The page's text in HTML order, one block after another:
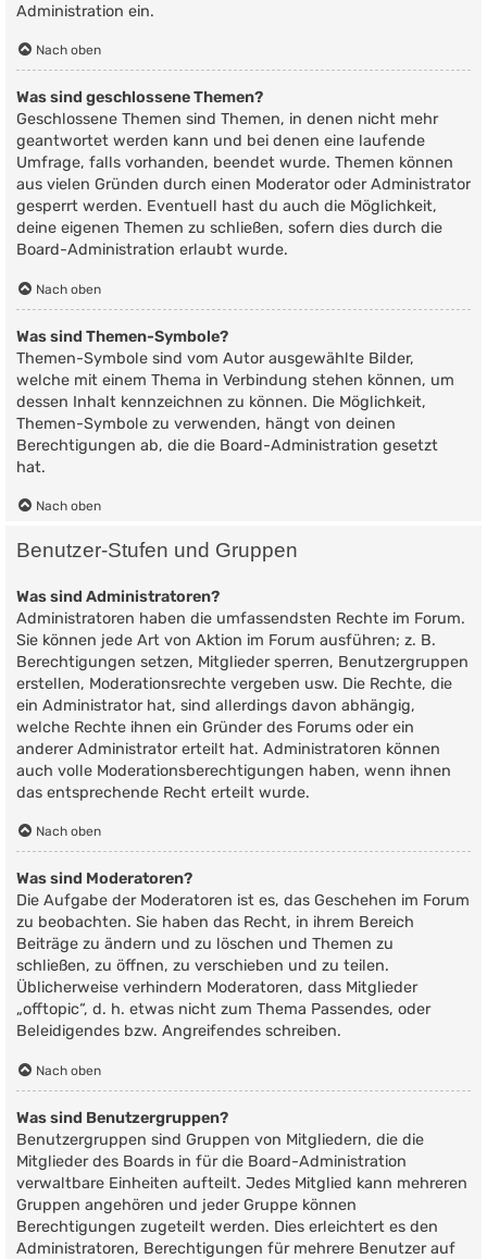
Administration ein.
Nach oben
Was sind geschlossene Themen?
Geschlossene Themen sind Themen, in denen nicht mehr
geantwortet werden kann und bei denen eine laufende
Umfrage, falls vorhanden, beendet wurde. Themen können
aus vielen Gründen durch einen Moderator oder Administrator
gesperrt werden. Eventuell hast du auch die Möglichkeit,
deine eigenen Themen zu schließen, sofern dies durch die
Board-Administration erlaubt wurde.
Nach oben
Was sind Themen-Symbole?
Themen-Symbole sind vom Autor ausgewählte Bilder,
welche mit einem Thema in Verbindung stehen können, um
dessen Inhalt kennzeichnen zu können. Die Möglichkeit,
Themen-Symbole zu verwenden, hängt von deinen
Berechtigungen ab, die die Board-Administration gesetzt
hat.
Nach oben
Benutzer-Stufen und Gruppen
Was sind Administratoren?
Administratoren haben die umfassendsten Rechte im Forum.
Sie können jede Art von Aktion im Forum ausführen; z. B.
Berechtigungen setzen, Mitglieder sperren, Benutzergruppen
erstellen, Moderationsrechte vergeben usw. Die Rechte, die
ein Administrator hat, sind allerdings davon abhängig,
welche Rechte ihnen ein Gründer des Forums oder ein
anderer Administrator erteilt hat. Administratoren können
auch volle Moderationsberechtigungen haben, wenn ihnen
das entsprechende Recht erteilt wurde.
Nach oben
Was sind Moderatoren?
Die Aufgabe der Moderatoren ist es, das Geschehen im Forum
zu beobachten. Sie haben das Recht, in ihrem Bereich
Beiträge zu ändern und zu löschen und Themen zu
schließen, zu öffnen, zu verschieben und zu teilen.
Üblicherweise verhindern Moderatoren, dass Mitglieder
„offtopic“, d. h. etwas nicht zum Thema Passendes, oder
Beleidigendes bzw. Angreifendes schreiben.
Nach oben
Was sind Benutzergruppen?
Benutzergruppen sind Gruppen von Mitgliedern, die die
Mitglieder des Boards in für die Board-Administration
verwaltbare Einheiten aufteilt. Jedes Mitglied kann mehreren
Gruppen angehören und jeder Gruppe können
Berechtigungen zugeteilt werden. Dies erleichtert es den
Administratoren, Berechtigungen für mehrere Benutzer auf